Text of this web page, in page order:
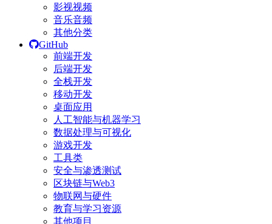
影视视频
音乐音频
其他分类
GitHub
前端开发
后端开发
全栈开发
移动开发
桌面应用
人工智能与机器学习
数据处理与可视化
游戏开发
工具类
安全与渗透测试
区块链与Web3
物联网与硬件
教育与学习资源
其他项目